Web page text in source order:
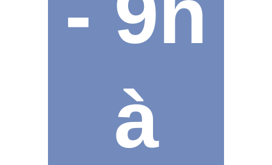
à